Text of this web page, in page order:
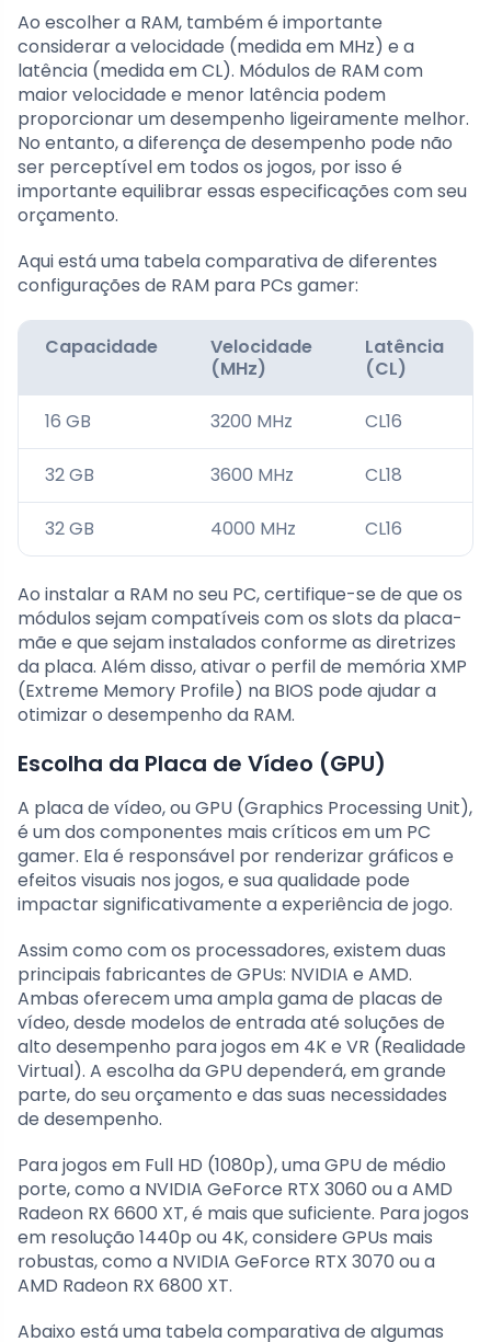
Ao escolher a RAM, também é importante
considerar a velocidade (medida em MHz) e a
latência (medida em CL). Módulos de RAM com
maior velocidade e menor latência podem
proporcionar um desempenho ligeiramente melhor.
No entanto, a diferença de desempenho pode não
ser perceptível em todos os jogos, por isso é
importante equilibrar essas especificações com seu
orçamento.
Aqui está uma tabela comparativa de diferentes
configurações de RAM para PCs gamer:
Capacidade
Velocidade
(MHz)
Latência
(CL)
16 GB 3200 MHz CL16
32 GB 3600 MHz CL18
32 GB 4000 MHz CL16
Ao instalar a RAM no seu PC, certifique-se de que os
módulos sejam compatíveis com os slots da placa-
mãe e que sejam instalados conforme as diretrizes
da placa. Além disso, ativar o perfil de memória XMP
(Extreme Memory Profile) na BIOS pode ajudar a
otimizar o desempenho da RAM.
Escolha da Placa de Vídeo (GPU)
A placa de vídeo, ou GPU (Graphics Processing Unit),
é um dos componentes mais críticos em um PC
gamer. Ela é responsável por renderizar gráficos e
efeitos visuais nos jogos, e sua qualidade pode
impactar significativamente a experiência de jogo.
Assim como com os processadores, existem duas
principais fabricantes de GPUs: NVIDIA e AMD.
Ambas oferecem uma ampla gama de placas de
vídeo, desde modelos de entrada até soluções de
alto desempenho para jogos em 4K e VR (Realidade
Virtual). A escolha da GPU dependerá, em grande
parte, do seu orçamento e das suas necessidades
de desempenho.
Para jogos em Full HD (1080p), uma GPU de médio
porte, como a NVIDIA GeForce RTX 3060 ou a AMD
Radeon RX 6600 XT, é mais que suficiente. Para jogos
em resolução 1440p ou 4K, considere GPUs mais
robustas, como a NVIDIA GeForce RTX 3070 ou a
AMD Radeon RX 6800 XT.
Abaixo está uma tabela comparativa de algumas